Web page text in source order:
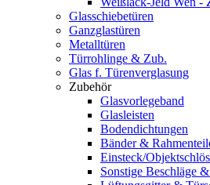
Glasschiebetüren
Ganzglastüren
Metalltüren
Türrohlinge & Zub.
Glas f. Türenverglasung
Zubehör
Glasvorlegeband
Glasleisten
Bodendichtungen
Bänder &
Einsteck/
Sonstige Beschläge